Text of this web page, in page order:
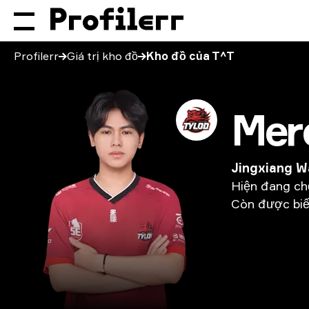
Profilerr Giá trị kho đồ Kho đồ của T^T
Jingxiang
Hiện đang
Còn được